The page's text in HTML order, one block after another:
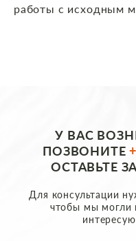
работы с исходным
У ВАС
ПОЗВОНИТЕ
ОСТАВЬТЕ
Для консультации
чтобы мы могли